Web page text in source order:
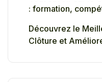
: formation,
Découvrez le
Clôture et